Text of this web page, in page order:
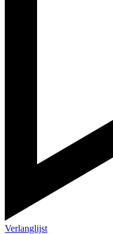
Verlanglijst